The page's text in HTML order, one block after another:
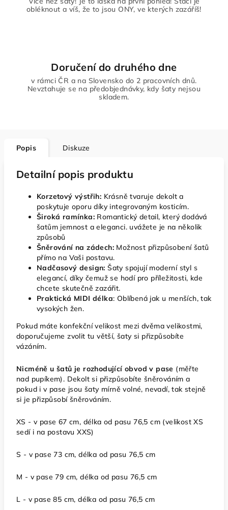
obléknout a víš, že to jsou ONY, ve kterých zazáříš!
Doručení do druhého dne
v rámci ČR a na Slovensko do 2 pracovních dnů.
Nevztahuje se na předobjednávky, kdy šaty nejsou
skladem.
Popis Diskuze
Detailní popis produktu
Korzetový výstřih: Krásně tvaruje dekolt a
poskytuje oporu díky integrovaným kosticím.
Široká ramínka: Romantický detail, který dodává
šatům jemnost a eleganci. uvážete je na několik
způsobů
Šněrování na zádech: Možnost přizpůsobení šatů
přímo na Vaši postavu.
Nadčasový design: Šaty spojují moderní styl s
elegancí, díky čemuž se hodí pro příležitosti, kde
chcete skutečně zazářit.
Praktická MIDI délka: Oblíbená jak u menších, tak
vysokých žen.
Pokud máte konfekční velikost mezi dvěma velikostmi,
doporučujeme zvolit tu větší, šaty si přizpůsobíte
vázáním.
Nicméně u šatů je rozhodující obvod v pase (měřte
nad pupíkem). Dekolt si přizpůsobíte šněrováním a
pokud i v pase jsou šaty mírně volné, nevadí, tak stejně
si je přizpůsobí šněrováním.
XS - v pase 67 cm, délka od pasu 76,5 cm (velikost XS
sedí i na postavu XXS)
S - v pase 73 cm, délka od pasu 76,5 cm
M - v pase 79 cm, délka od pasu 76,5 cm
L - v pase 85 cm, délka od pasu 76,5 cm